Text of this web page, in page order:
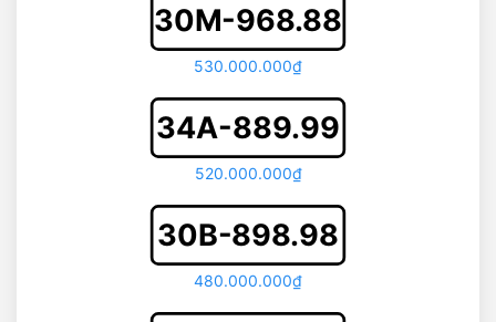
30M-968.88
530.000.000₫
34A-889.99
520.000.000₫
30B-898.98
480.000.000₫